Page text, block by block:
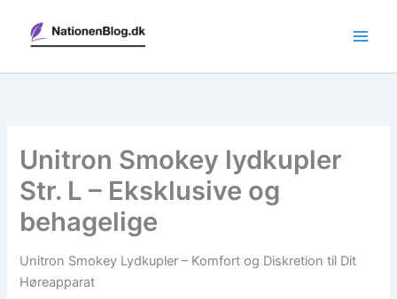
indholdet
Unitron Smokey lydkupler
Str. L – Eksklusive og
behagelige
Unitron Smokey Lydkupler – Komfort og Diskretion til Dit
Høreapparat